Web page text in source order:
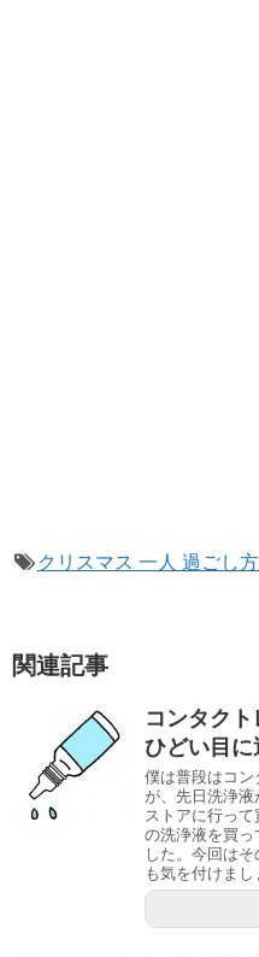
クリスマス 一人 過ごし
関連記事
コンタク
ひどい目に
僕は普段はコン
が、先日洗浄
ストアに行っ
の洗浄液を買っ
した。今回は
も気を付けまし